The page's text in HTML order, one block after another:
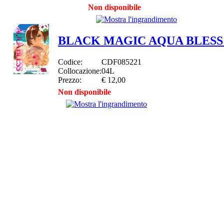
Non disponibile
BLACK MAGIC AQUA
Codice:
CDF085221
Collocazione:04L
Prezzo:
€ 12,00
Non disponibile